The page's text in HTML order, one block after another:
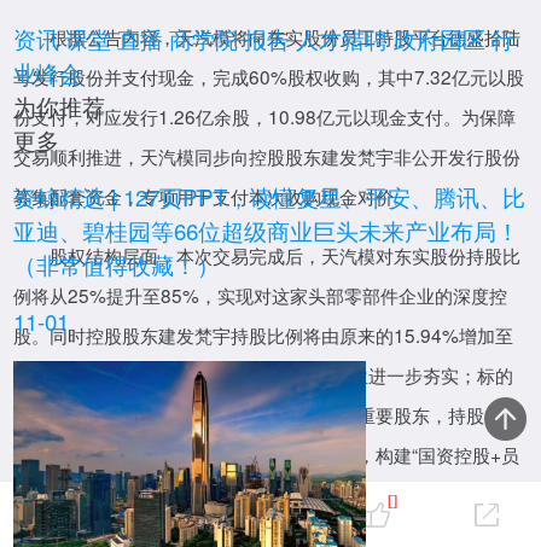
资讯课堂直播 商学院报告人才猎聘政府园区行
业峰会
为你推荐
更多
资鲸精选 | 127页PPT，读懂复星、平安、腾讯、比
亚迪、碧桂园等66位超级商业巨头未来产业布局！
（非常值得收藏！）
11-01
根据公告内容，天汽模将向东实股份员工持股平台德盛拾陆
号发行股份并支付现金，完成60%股权收购，其中7.32亿元以股
份支付，对应发行1.26亿余股，10.98亿元以现金支付。为保障
交易顺利推进，天汽模同步向控股股东建发梵宇非公开发行股份
募集配套资金，专项用于支付本次收购现金对价。
股权结构层面，本次交易完成后，天汽模对东实股份持股比
例将从25%提升至85%，实现对这家头部零部件企业的深度控
股。同时控股股东建发梵宇持股比例将由原来的15.94%增加至
22.93%，乌鲁木齐经开区国资委的实控地位进一步夯实；标的
核心员工持股平台的德盛拾陆号将成为公司重要股东，持股
9.94%，实现产业人才与上市公司深度绑定，构建“国资控股+员
工共创”的良性治理格局。
0
报告
直播